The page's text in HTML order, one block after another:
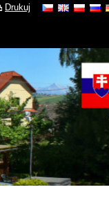
Drukuj